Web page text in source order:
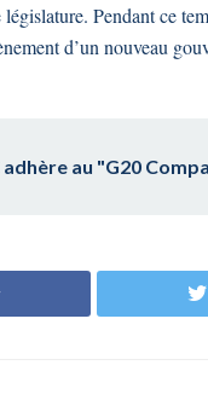
Pendant ce
d’un nouveau
adhère au "G20